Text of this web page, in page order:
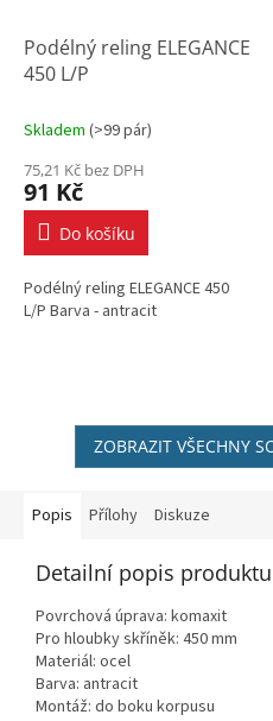
Podélný reling ELEGANCE
450 L/P
Skladem (>99 pár)
75,21 Kč bez DPH
91 Kč
Do košíku
Podélný reling ELEGANCE 450
L/P Barva - antracit
ZOBRAZIT VŠECHNY
Popis Přílohy Diskuze
Detailní popis produktu
Povrchová úprava: komaxit
Pro hloubky skříněk: 450 mm
Materiál: ocel
Barva: antracit
Montáž: do boku korpusu